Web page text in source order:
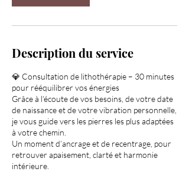
Description du service
💎 Consultation de lithothérapie – 30 minutes
pour rééquilibrer vos énergies
Grâce à l’écoute de vos besoins, de votre date
de naissance et de votre vibration personnelle,
je vous guide vers les pierres les plus adaptées
à votre chemin.
Un moment d’ancrage et de recentrage, pour
retrouver apaisement, clarté et harmonie
intérieure.